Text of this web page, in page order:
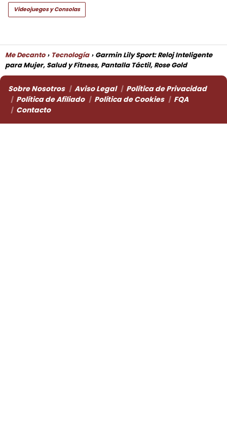
Videojuegos y Consolas
Me Decanto Tecnología
Garmin Lily Sport: Reloj Inteligente
para Mujer, Salud y Fitness, Pantalla Táctil, Rose Gold
Sobre Nosotros Aviso Legal
Política de Privacidad
Política de Afiliado
Política de Cookies
FQA
Contacto